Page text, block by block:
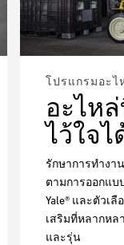
โปรแกรมอะไ
อะไห
ไว้ใจไ
รักษาการทำงา
ตามการออกแบ
Yale® และตัวเ
เสริมที่หลากหล
และรุ่น